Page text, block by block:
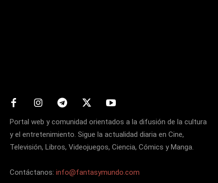
Portal web y comunidad orientados a la difusión de la cultura
y el entretenimiento. Sigue la actualidad diaria en Cine,
Televisión, Libros, Videojuegos, Ciencia, Cómics y Manga.
Contáctanos: info@fantasymundo.com